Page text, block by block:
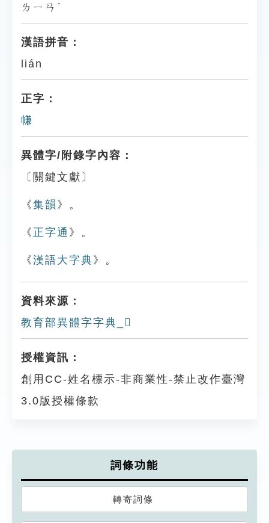
ㄌㄧㄢˊ
漢語拼音：
lián
正字：
㡘
異體字/附錄字內容：
〔關鍵文獻〕
《集韻 》。
《 正字通 》。
《漢語大字典 》。
資料來源：
教育部異體字字典_𢅏
授權資訊：
創用CC-姓名標示-非商業性-禁止改作臺灣
3.0版授權條款
詞條功能
轉寄詞條